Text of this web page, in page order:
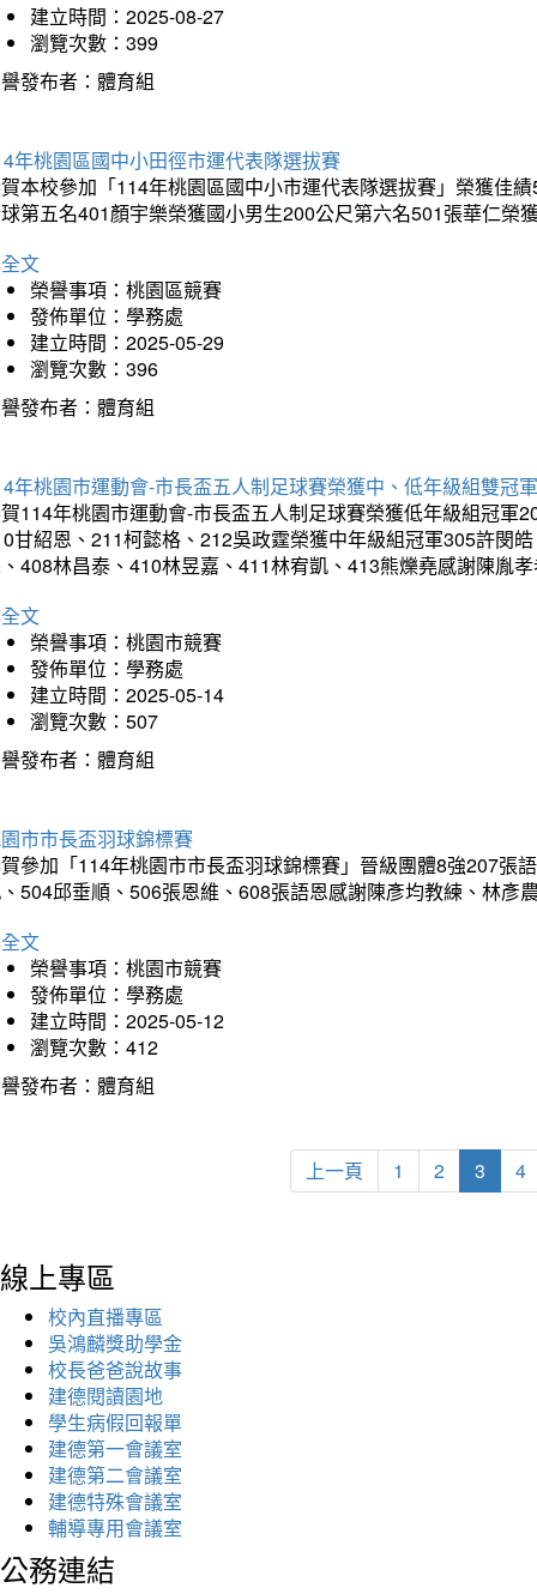
建立時間：2025-08-27
瀏覽次數：399
發布者：體育組
年桃園區國中小田徑市運代表隊選拔賽
本校參加「114年桃園區國中小市運代表隊選拔賽」榮獲佳
第五名401顏宇樂榮獲國小男生200公尺第六名501張華仁
文
榮譽事項：桃園區競賽
發佈單位：學務處
建立時間：2025-05-29
瀏覽次數：396
發布者：體育組
年桃園市運動會-市長盃五人制足球賽榮獲中、低年級組雙冠軍
114年桃園市運動會-市長盃五人制足球賽榮獲低年級組冠
甘紹恩、211柯懿格、212吳政霆榮獲中年級組冠軍305許閔
408林昌泰、410林昱嘉、411林宥凱、413熊爍堯感謝陳胤
文
榮譽事項：桃園市競賽
發佈單位：學務處
建立時間：2025-05-14
瀏覽次數：507
發布者：體育組
市市長盃羽球錦標賽
參加「114年桃園市市長盃羽球錦標賽」晉級團體8強207張
504邱垂順、506張恩維、608張語恩感謝陳彥均教練、林彥
文
榮譽事項：桃園市競賽
發佈單位：學務處
建立時間：2025-05-12
瀏覽次數：412
發布者：體育組
上一頁 1 2 3 4
線上專區
校內直播專區
吳鴻麟獎助學金
校長爸爸說故事
建德閱讀園地
學生病假回報單
建德第一會議室
建德第二會議室
建德特殊會議室
輔導專用會議室
公務連結